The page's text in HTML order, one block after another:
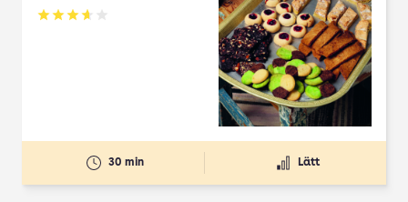
Betyg: 3.65 av 5
30 min Lätt